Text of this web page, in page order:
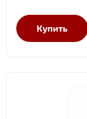
Купить